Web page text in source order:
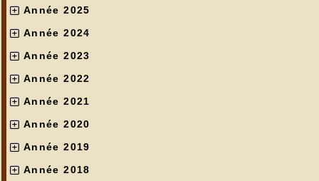
Année 2025
Année 2024
Année 2023
Année 2022
Année 2021
Année 2020
Année 2019
Année 2018